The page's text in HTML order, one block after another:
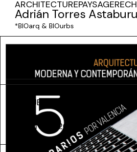
Adrián Torres
*BIOarq & BIOurbs
ARCHITECTUREPAYSAGE
ARCHITECTURE MODERNE
TRAVERS VALENCE
PROJET D'ÉDITION
VALENCIA 2009